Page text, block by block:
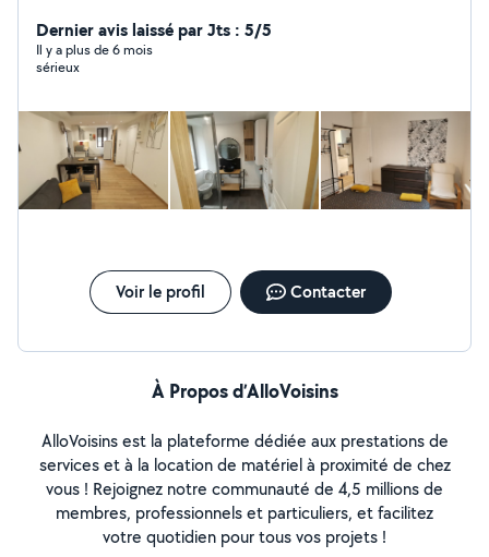
Dernier avis laissé par Jts : 5/5
Il y a plus de 6 mois
sérieux
Voir le profil Contacter
À Propos d’AlloVoisins
AlloVoisins est la plateforme dédiée aux prestations de
services et à la location de matériel à proximité de chez
vous ! Rejoignez notre communauté de 4,5 millions de
membres, professionnels et particuliers, et facilitez
votre quotidien pour tous vos projets !